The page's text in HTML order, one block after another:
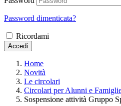
Password dimenticata?
Ricordami
Accedi
Home
Novità
Le circolari
Circolari per Alunni e
Sospensione attività Gruppo